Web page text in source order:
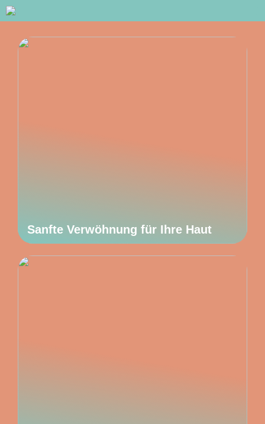
Sanfte Verwöhnung für Ihre Haut